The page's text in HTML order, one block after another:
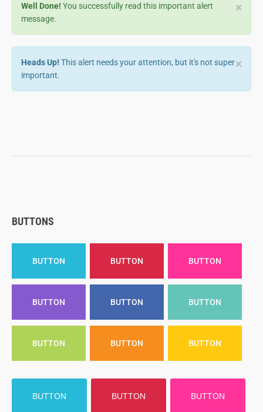
×
Well Done! You successfully read this important alert
message.
×
Heads Up! This alert needs your attention, but it's not super
important.
BUTTONS
BUTTON BUTTON BUTTON
BUTTON BUTTON BUTTON
BUTTON BUTTON BUTTON
BUTTON BUTTON BUTTON